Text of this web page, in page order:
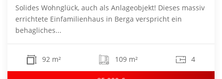
Solides Wohnglück, auch als Anlageobjekt! Dieses massiv
errichtete Einfamilienhaus in Berga verspricht ein
behagliches...
92 m² 109 m² 4